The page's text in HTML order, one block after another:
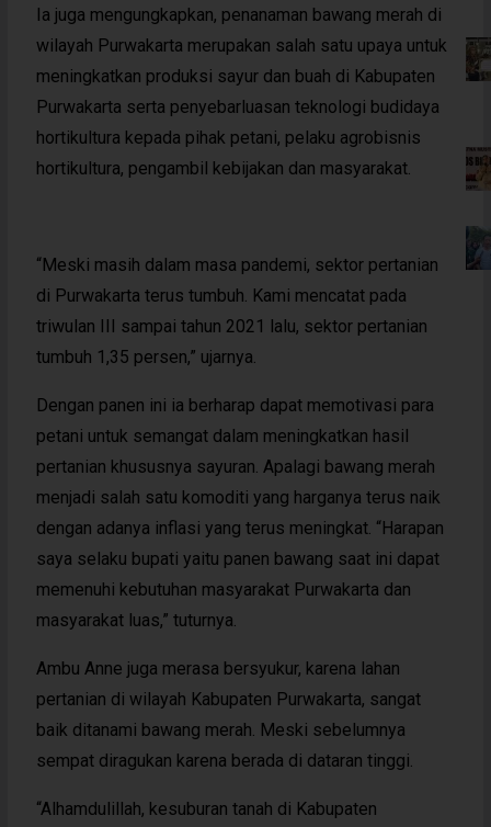
Ia juga mengungkapkan, penanaman bawang merah di
wilayah Purwakarta merupakan salah satu upaya untuk
meningkatkan produksi sayur dan buah di Kabupaten
Purwakarta serta penyebarluasan teknologi budidaya
hortikultura kepada pihak petani, pelaku agrobisnis
hortikultura, pengambil kebijakan dan masyarakat.
“Meski masih dalam masa pandemi, sektor pertanian
di Purwakarta terus tumbuh. Kami mencatat pada
triwulan III sampai tahun 2021 lalu, sektor pertanian
tumbuh 1,35 persen,” ujarnya.
Dengan panen ini ia berharap dapat memotivasi para
petani untuk semangat dalam meningkatkan hasil
pertanian khususnya sayuran. Apalagi bawang merah
menjadi salah satu komoditi yang harganya terus naik
dengan adanya inflasi yang terus meningkat. “Harapan
saya selaku bupati yaitu panen bawang saat ini dapat
memenuhi kebutuhan masyarakat Purwakarta dan
masyarakat luas,” tuturnya.
Ambu Anne juga merasa bersyukur, karena lahan
pertanian di wilayah Kabupaten Purwakarta, sangat
baik ditanami bawang merah. Meski sebelumnya
sempat diragukan karena berada di dataran tinggi.
“Alhamdulillah, kesuburan tanah di Kabupaten